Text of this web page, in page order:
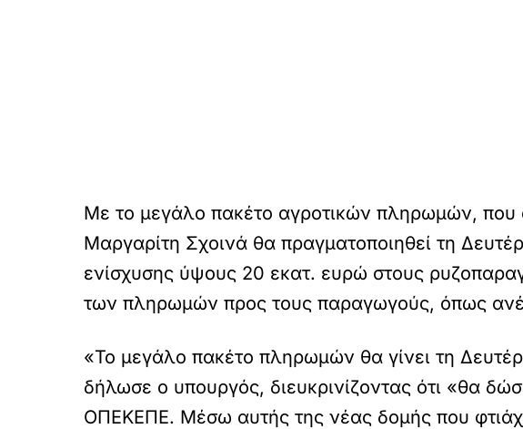
Με το μεγάλο πακέτο αγροτικών πληρωμών, που
Μαργαρίτη Σχοινά θα πραγματοποιηθεί τη
ενίσχυσης ύψους 20 εκατ. ευρώ στους
των πληρωμών προς τους παραγωγούς, όπως
«Το μεγάλο πακέτο πληρωμών θα γίνει τη
δήλωσε ο υπουργός, διευκρινίζοντας ότι «θα
ΟΠΕΚΕΠΕ. Μέσω αυτής της νέας δομής που